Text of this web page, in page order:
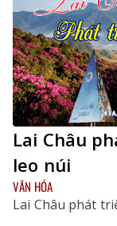
Lai Châu
leo núi
VĂN HÓA
Lai Châu phát